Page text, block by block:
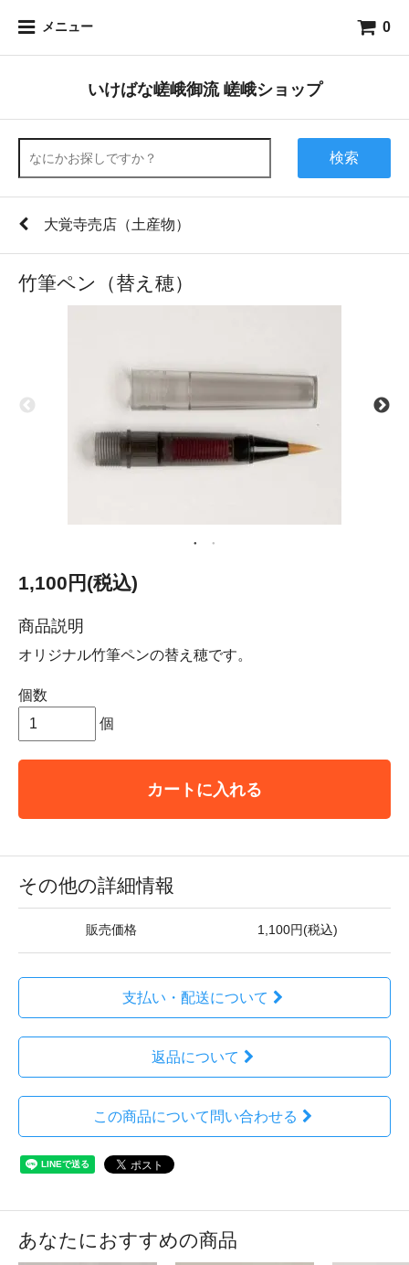
メニュー 0
いけばな嵯峨御流 嵯峨ショップ
検索
大覚寺売店（土産物）
竹筆ペン（替え穂）
1,100円(税込)
商品説明
オリジナル竹筆ペンの替え穂です。
個数
個
カートに入れる
その他の詳細情報
販売価格 1,100円(税込)
支払い・配送について
返品について
この商品について問い合わせる
あなたにおすすめの商品